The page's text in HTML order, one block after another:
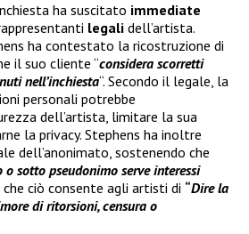
ha suscitato immediate
legali dell’artista.
ha contestato la ricostruzione di
il suo cliente “considera scorretti
nell’inchiesta“. Secondo il legale, la
personali potrebbe
dell’artista, limitare la sua
la privacy. Stephens ha inoltre
dell’anonimato, sostenendo che
sotto pseudonimo serve interessi
che ciò consente agli artisti di “Dire la
di ritorsioni, censura o